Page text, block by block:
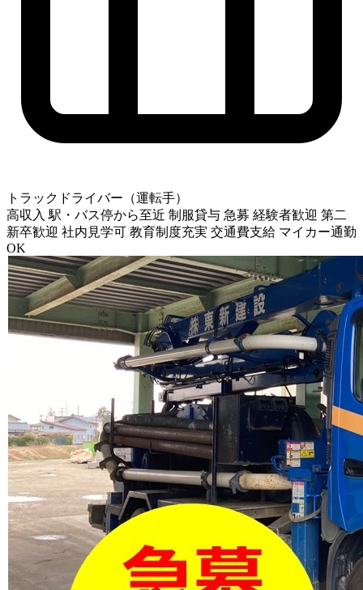
トラックドライバー（運転手）
高収入 駅・バス停から至近 制服貸与 急募 経験者歓迎 第二
新卒歓迎 社内見学可 教育制度充実 交通費支給 マイカー通勤
OK